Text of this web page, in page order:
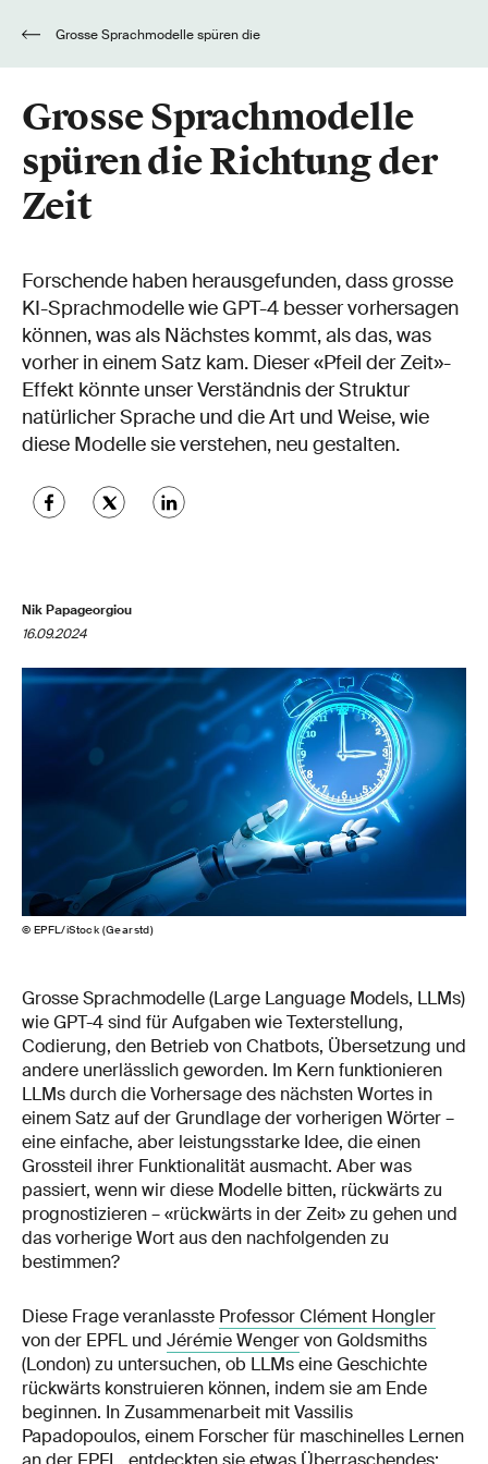
Grosse Sprachmodelle
spüren die Richtung der
Zeit
Forschende haben herausgefunden, dass grosse
KI-Sprachmodelle wie GPT-4 besser vorhersagen
können, was als Nächstes kommt, als das, was
vorher in einem Satz kam. Dieser «Pfeil der Zeit»-
Effekt könnte unser Verständnis der Struktur
natürlicher Sprache und die Art und Weise, wie
diese Modelle sie verstehen, neu gestalten.
Nik Papageorgiou
16.09.2024
© EPFL/iStock (Gearstd)
Grosse Sprachmodelle (Large Language Models, LLMs)
wie GPT-4 sind für Aufgaben wie Texterstellung,
Codierung, den Betrieb von Chatbots, Übersetzung und
andere unerlässlich geworden. Im Kern funktionieren
LLMs durch die Vorhersage des nächsten Wortes in
einem Satz auf der Grundlage der vorherigen Wörter –
eine einfache, aber leistungsstarke Idee, die einen
Grossteil ihrer Funktionalität ausmacht. Aber was
passiert, wenn wir diese Modelle bitten, rückwärts zu
prognostizieren – «rückwärts in der Zeit» zu gehen und
das vorherige Wort aus den nachfolgenden zu
bestimmen?
Diese Frage veranlasste Professor Clément Hongler
von der EPFL und Jérémie Wengervon Goldsmiths
(London) zu untersuchen, ob LLMs eine Geschichte
rückwärts konstruieren können, indem sie am Ende
beginnen. In Zusammenarbeit mit Vassilis
Papadopoulos, einem Forscher für maschinelles Lernen